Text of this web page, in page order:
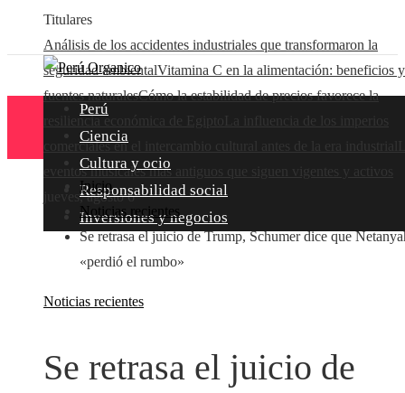
Titulares
Análisis de los accidentes industriales que transformaron la
seguridad ambientalVitamina C en la alimentación: beneficios y
fuentes naturalesCómo la estabilidad de precios favorece la
resiliencia económica de Egipto
comerciales en el intercambio cultural antes de la era industrial
eventos musicales más antiguos que siguen vigentes y activos
jueves, agosto 6
Perú
Ciencia
Cultura y ocio
Responsabilidad social
Inversiones y negocios
Inicio
Noticias recientes
Se retrasa el juicio de Trump, Schumer dice que
«perdió el rumbo»
Noticias recientes
Se retrasa el juicio de